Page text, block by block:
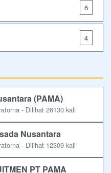
6
4
(PAMA)
- Dilihat 26130 kali
Nusantara
- Dilihat 12309 kali
PT PAMA